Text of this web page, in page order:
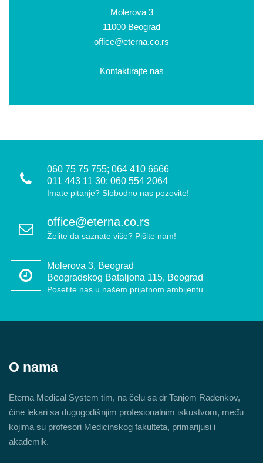
Molerova 3
11000 Beograd
office@eterna.co.rs
Kontaktirajte nas
060 75 75 755; 064 410 6666
011 443 11 30; 060 554 2064
Imate pitanje? Slobodno nas pozovite!
office@eterna.co.rs
Želite da saznate više? Pišite nam!
Molerova 3, Beograd
Beogradskog Bataljona 115, Beograd
Posetite nas u našem prijatnom ambijentu
O nama
Eterna Medical System tim, na čelu sa dr Tanjom Radenkov,
čine lekari sa dugogodišnjim profesionalnim iskustvom, među
kojima su profesori Medicinskog fakulteta, primarijusi i
akademik.